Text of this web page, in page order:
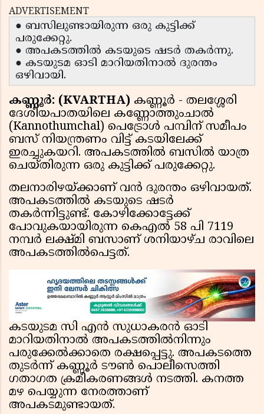
ADVERTISEMENT
● ബസിലുണ്ടായിരുന്ന ഒരു കുട്ടിക്ക്
പരുക്കേറ്റു.
● അപകടത്തില്‍ കടയുടെ ഷടര്‍ തകര്‍ന്നു.
● കടയുടമ ഓടി മാറിയതിനാല്‍ ദുരന്തം
ഒഴിവായി.
കണ്ണൂര്‍: (KVARTHA) കണ്ണൂര്‍ - തലശ്ശേരി
ദേശീയപാതയിലെ കണ്ണോത്തുംചാല്‍
(Kannothumchal) പെട്രോള്‍ പമ്പിന് സമീപം
ബസ് നിയന്ത്രണം വിട്ട് കടയിലേക്ക്
ഇരച്ചുകയറി. അപകടത്തില്‍ ബസില്‍ യാത്ര
ചെയ്തിരുന്ന ഒരു കുട്ടിക്ക് പരുക്കേറ്റു.
തലനാരിഴയ്ക്കാണ് വന്‍ ദുരന്തം ഒഴിവായത്.
അപകടത്തില്‍ കടയുടെ ഷടര്‍
തകര്‍ന്നിട്ടുണ്ട്. കോഴിക്കോട്ടേക്ക്
പോവുകയായിരുന്ന കെഎല്‍ 58 പി 7119
നമ്പര്‍ ലക്ഷ്മി ബസാണ് ശനിയാഴ്ച രാവിലെ
അപകടത്തില്‍പെട്ടത്.
കടയുടമ സി എന്‍ സുധാകരന്‍ ഓടി
മാറിയതിനാല്‍ അപകടത്തില്‍നിന്നും
പരുക്കേല്‍ക്കാതെ രക്ഷപ്പെട്ടു. അപകടത്തെ
തുടര്‍ന്ന് കണ്ണൂര്‍ ടൗണ്‍ പൊലീസെത്തി
ഗതാഗത ക്രമീകരണങ്ങള്‍ നടത്തി. കനത്ത
മഴ പെയ്യുന്ന നേരത്താണ്
അപകടമുണ്ടായത്.